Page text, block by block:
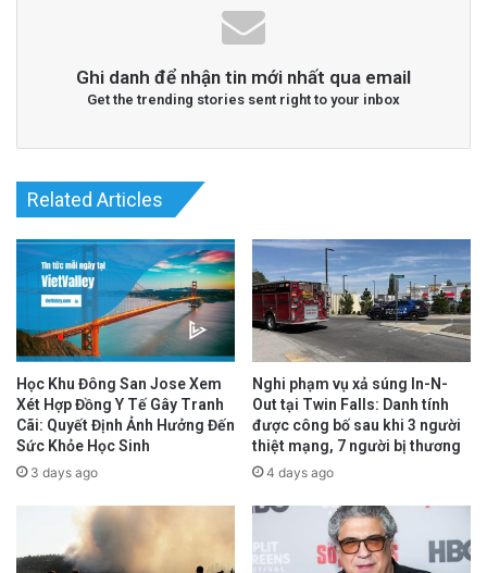
Read More@Epoch Times Tiếng Việt
Ghi danh để nhận tin mới nhất qua email
Get the trending stories sent right to your inbox
Related Articles
Học Khu Đông San Jose Xem
Xét Hợp Đồng Y Tế Gây Tranh
Cãi: Quyết Định Ảnh Hưởng Đến
Sức Khỏe Học Sinh
3 days ago
Nghi phạm vụ xả súng In-N-
Out tại Twin Falls: Danh tính
được công bố sau khi 3 người
thiệt mạng, 7 người bị thương
4 days ago